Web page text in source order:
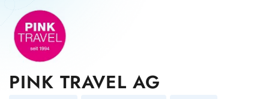
PINK TRAVEL AG